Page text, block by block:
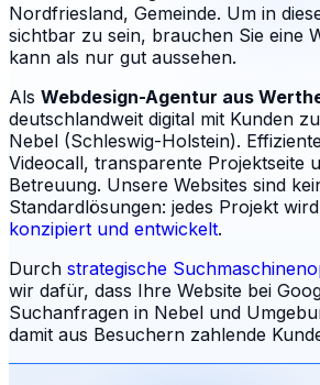
Nordfriesland, Gemeinde. Um in
sichtbar zu sein, brauchen Sie eine
kann als nur gut aussehen.
Als Webdesign-Agentur aus
deutschlandweit digital mit Kunden
Nebel (Schleswig-Holstein).
Videocall, transparente Projektseite
Betreuung. Unsere Websites sind
Standardlösungen: jedes Projekt
konzipiert und entwickelt.
Durch strategische
wir dafür, dass Ihre Website bei
Suchanfragen in Nebel und
damit aus Besuchern zahlende